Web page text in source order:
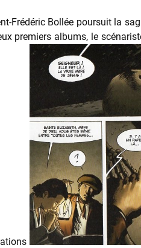
Frédéric Bollée poursuit la
premiers albums, le